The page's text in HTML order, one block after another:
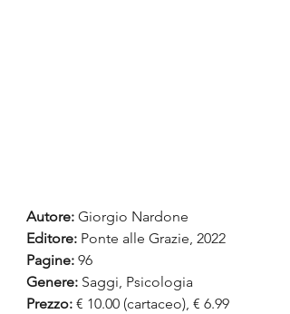
Autore: Giorgio Nardone
Editore: Ponte alle Grazie, 2022
Pagine: 96
Genere: Saggi, Psicologia
Prezzo: € 10.00 (cartaceo), € 6.99